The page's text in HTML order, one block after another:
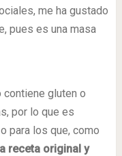
me ha gustado
pues es una masa
contiene gluten o
por lo que es
para los que, como
receta original y